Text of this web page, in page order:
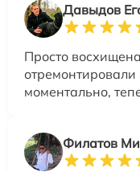
Давыдов
Просто
моментально,
Филатов